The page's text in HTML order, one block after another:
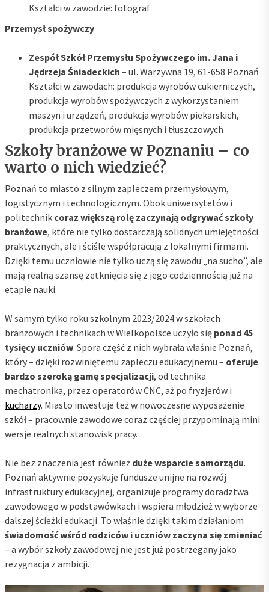
Kształci w zawodzie: fotograf
Przemysł spożywczy
Zespół Szkół Przemysłu Spożywczego im. Jana i
Jędrzeja Śniadeckich – ul. Warzywna 19, 61-658 Poznań
Kształci w zawodach: produkcja wyrobów cukierniczych,
produkcja wyrobów spożywczych z wykorzystaniem
maszyn i urządzeń, produkcja wyrobów piekarskich,
produkcja przetworów mięsnych i tłuszczowych
Szkoły branżowe w Poznaniu – co
warto o nich wiedzieć?
Poznań to miasto z silnym zapleczem przemysłowym,
logistycznym i technologicznym. Obok uniwersytetów i
politechnik coraz większą rolę zaczynają odgrywać szkoły
branżowe, które nie tylko dostarczają solidnych umiejętności
praktycznych, ale i ściśle współpracują z lokalnymi firmami.
Dzięki temu uczniowie nie tylko uczą się zawodu „na sucho”, ale
mają realną szansę zetknięcia się z jego codziennością już na
etapie nauki.
W samym tylko roku szkolnym 2023/2024 w szkołach
branżowych i technikach w Wielkopolsce uczyło się ponad 45
tysięcy uczniów. Spora część z nich wybrała właśnie Poznań,
który – dzięki rozwiniętemu zapleczu edukacyjnemu – oferuje
bardzo szeroką gamę specjalizacji, od technika
mechatronika, przez operatorów CNC, aż po fryzjerów i
kucharzy. Miasto inwestuje też w nowoczesne wyposażenie
szkół – pracownie zawodowe coraz częściej przypominają mini
wersje realnych stanowisk pracy.
Nie bez znaczenia jest również duże wsparcie samorządu.
Poznań aktywnie pozyskuje fundusze unijne na rozwój
infrastruktury edukacyjnej, organizuje programy doradztwa
zawodowego w podstawówkach i wspiera młodzież w wyborze
dalszej ścieżki edukacji. To właśnie dzięki takim działaniom
świadomość wśród rodziców i uczniów zaczyna się zmieniać
– a wybór szkoły zawodowej nie jest już postrzegany jako
rezygnacja z ambicji.